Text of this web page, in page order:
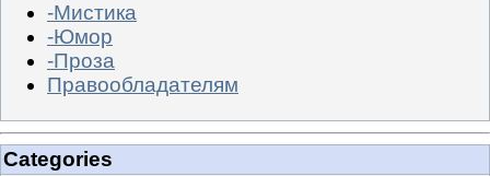
-Мистика
-Юмор
-Проза
Правообладателям
Categories